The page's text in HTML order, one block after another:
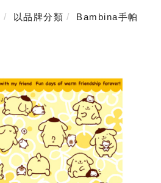
以品牌分類 Bambina手帕